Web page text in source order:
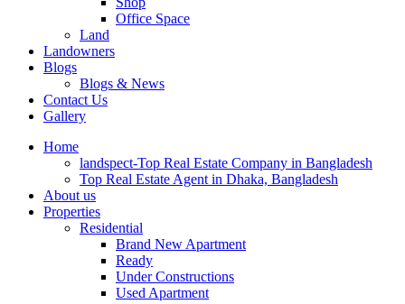
Office Space
Land
Landowners
Blogs
Blogs & News
Contact Us
Gallery
Home
landspect-Top Real Estate Company in Bangladesh
Top Real Estate Agent in Dhaka, Bangladesh
About us
Properties
Residential
Brand New Apartment
Ready
Under Constructions
Used Apartment